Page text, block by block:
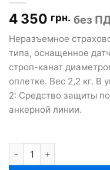
4 350 грн. без
Неразъемное
типа, оснащенное
строп-канат
оплетке. Вес 2,2 кг. В
2: Средство защиты
анкерной линии.